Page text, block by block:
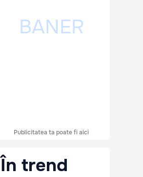
Publicitatea ta poate fi aici
În trend